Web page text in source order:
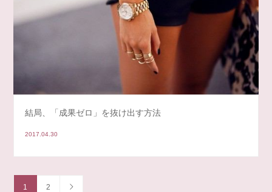
結局、「成果ゼロ」を抜け出す方法
2017.04.30
1 2